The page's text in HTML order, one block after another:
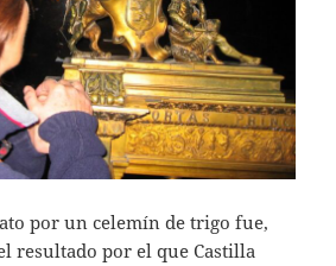
por un celemín de trigo fue,
resultado por el que Castilla